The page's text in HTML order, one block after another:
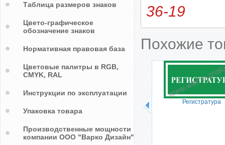
36-19
Похожие
Регистратура
Таблица размеров знаков
Цвето-графическое
обозначение знаков
Нормативная правовая база
Цветовые палитры в RGB,
CMYK, RAL
Инструкции по эксплуатации
Упаковка товара
Производственные мощности
компании ООО "Варко Дизайн"